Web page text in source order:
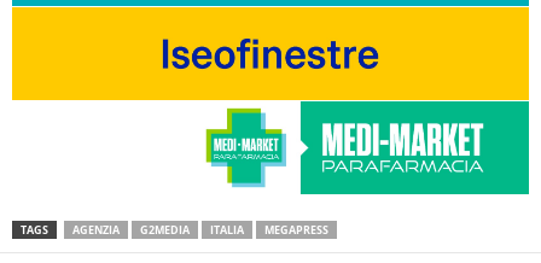
TAGS AGENZIA G2MEDIA ITALIA MEGAPRESS